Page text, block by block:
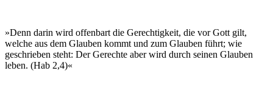
»Denn darin wird offenbart die Gerechtigkeit, die vor Gott gilt,
welche aus dem Glauben kommt und zum Glauben führt; wie
geschrieben steht: Der Gerechte aber wird durch seinen Glauben
leben. (Hab 2,4)«